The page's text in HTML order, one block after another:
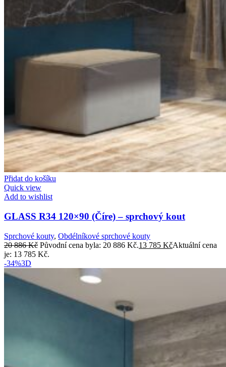
Přidat do košíku
Quick view
Add to wishlist
GLASS R34 120×90 (Číre) – sprchový kout
Sprchové kouty, Obdélníkové sprchové kouty
20 886Kč Původní cena byla: 20 886 Kč.13 785 KčAktuální cena
je: 13 785 Kč.
-34%3D